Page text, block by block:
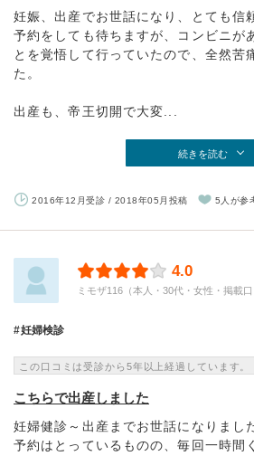
妊娠、出産でお世話になり、とても信
予約をしても待ちますが、コンビニが
とを覚悟して行っていたので、全然苦
た。
出産も、帝王切開で大変...
続きを読む
2016年12月受診 / 2018年05月投稿 5人が参
4.0
ミモザ116（本人・30代・女性・掲載口
妊婦検診
この口コミは受診から5年以上経過しています。
こちらで出産しました
妊婦健診～出産までお世話になりまし
予約はとっているものの、毎回一時間